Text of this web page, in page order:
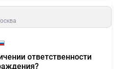
ответственности